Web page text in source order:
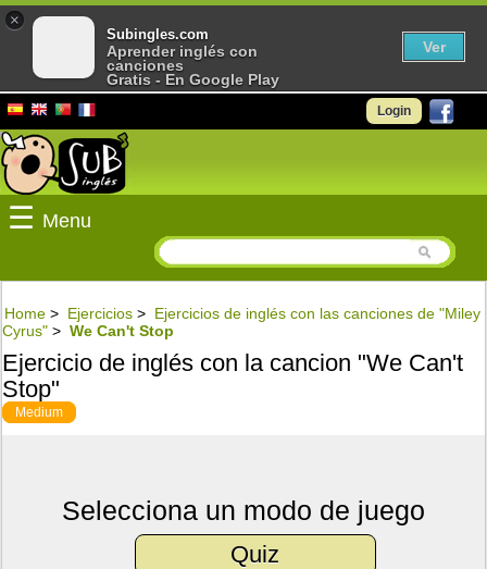
Login
☰ Menu
Home > Ejercicios > Ejercicios de inglés con las canciones de "Miley
Cyrus" > We Can't Stop
Ejercicio de inglés con la cancion "We Can't
Stop"
Medium
Selecciona un modo de juego
Quiz
×
Subingles.com
Aprender inglés con
canciones
Gratis - En Google Play
Ver